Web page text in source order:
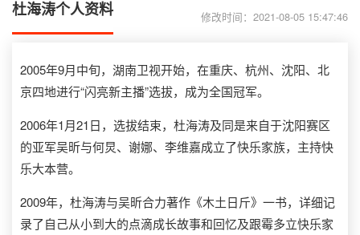
杜海涛个人资料 修改时间：2021-08-05 15:47:46
2005年9月中旬，湖南卫视开始，在重庆、杭州、沈阳、北
京四地进行“闪亮新主播”选拔，成为全国冠军。
2006年1月21日，选拔结束，杜海涛及同是来自于沈阳赛区
的亚军吴昕与何炅、谢娜、李维嘉成立了快乐家族，主持快
乐大本营。
2009年，杜海涛与吴昕合力著作《木土日斤》一书，详细记
录了自己从小到大的点滴成长故事和回忆及跟霉多立快乐家